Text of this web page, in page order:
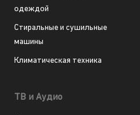
одеждой
Стиральные и сушильные
машины
Климатическая техника
ТВ и Аудио